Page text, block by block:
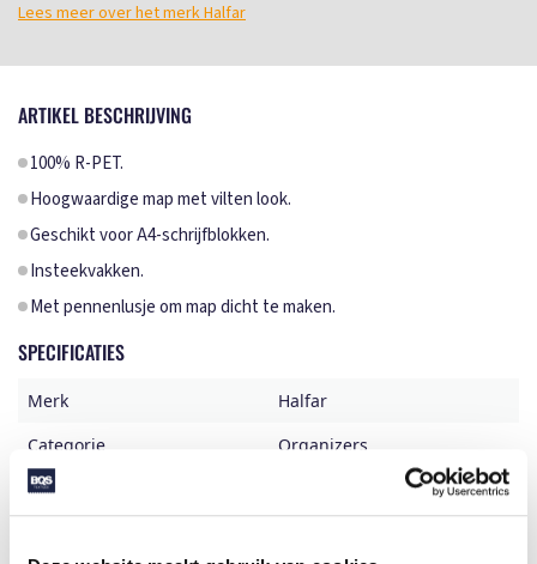
Lees meer over het merk Halfar
ARTIKEL BESCHRIJVING
100% R-PET.
Hoogwaardige map met vilten look.
Geschikt voor A4-schrijfblokken.
Insteekvakken.
Met pennenlusje om map dicht te maken.
SPECIFICATIES
Merk
Halfar
Categorie
Organizers
Artikelcode